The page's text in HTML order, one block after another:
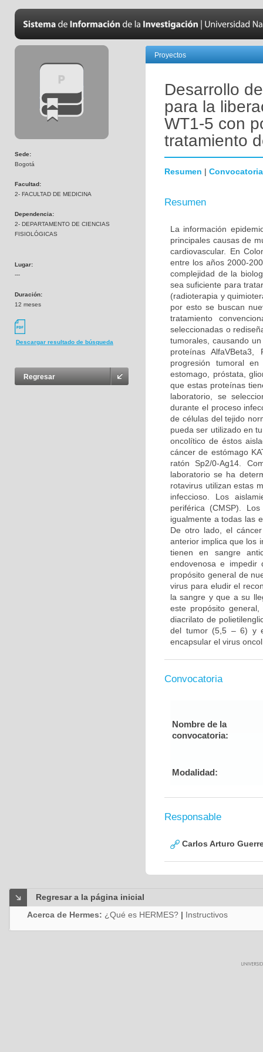
Sede:
Bogotá
Facultad:
2- FACULTAD DE MEDICINA
Dependencia:
2- DEPARTAMENTO DE CIENCIAS
FISIOLÓGICAS
Lugar:
---
Duración:
12 meses
Descargar resultado de búsqueda
Regresar
Proyectos
Desarrollo
para la
WT1-5 con
tratamiento
Resumen | Convocatoria
Resumen
La información
principales causas de
cardiovascular. En
entre los años 2000-
complejidad de la
sea suficiente para
(radioterapia y
por esto se buscan
tratamiento
seleccionadas o
tumorales, causando
proteínas
progresión tumoral
estomago, próstata,
que estas proteínas
laboratorio, se
durante el proceso
de células del tejido
pueda ser utilizado en
oncolítico de éstos
cáncer de estómago
ratón Sp2/0-Ag14.
laboratorio se ha
rotavirus utilizan estas
infeccioso. Los
periférica (CMSP).
igualmente a todas las
De otro lado, el
anterior implica que los
tienen en sangre
endovenosa e
propósito general de
virus para eludir el
la sangre y que a su
este propósito
diacrilato de
del tumor (5,5 – 6) y
encapsular el virus
Convocatoria
Nombre de la
convocatoria:
Modalidad:
Responsable
Carlos Arturo
Regresar a la página inicial
Acerca de Hermes: ¿Qué es HERMES? | Instructivos